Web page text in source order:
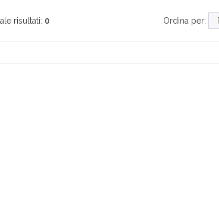
risultati: 0 Ordina per: